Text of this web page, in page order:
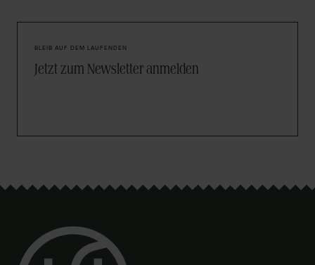
BLEIB AUF DEM LAUFENDEN
Jetzt zum Newsletter anmelden